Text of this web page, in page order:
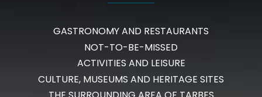
GASTRONOMY AND RESTAURANTS
NOT-TO-BE-MISSED
ACTIVITIES AND LEISURE
CULTURE, MUSEUMS AND HERITAGE SITES